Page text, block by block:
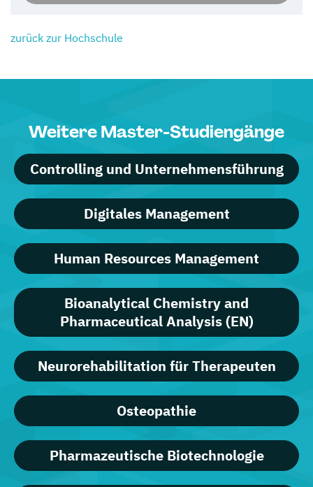
zurück zur Hochschule
Weitere Master-Studiengänge
Controlling und Unternehmensführung
Digitales Management
Human Resources Management
Bioanalytical Chemistry and
Pharmaceutical Analysis (EN)
Neurorehabilitation für Therapeuten
Osteopathie
Pharmazeutische Biotechnologie